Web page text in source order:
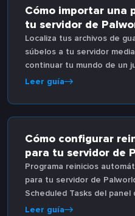
Cómo importar una
tu servidor de
Localiza tus archivos de
súbelos a tu servidor
continuar tu mundo de un
Leer guía
Cómo configurar
para tu servidor de
Programa reinicios
para tu servidor de
Scheduled Tasks del panel
Leer guía